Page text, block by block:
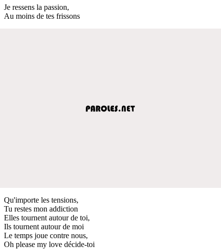
Je ressens la passion,
Au moins de tes frissons
Qu'importe les tensions,
Tu restes mon addiction
Elles tournent autour de toi,
Ils tournent autour de moi
Le temps joue contre nous,
Oh please my love décide-toi